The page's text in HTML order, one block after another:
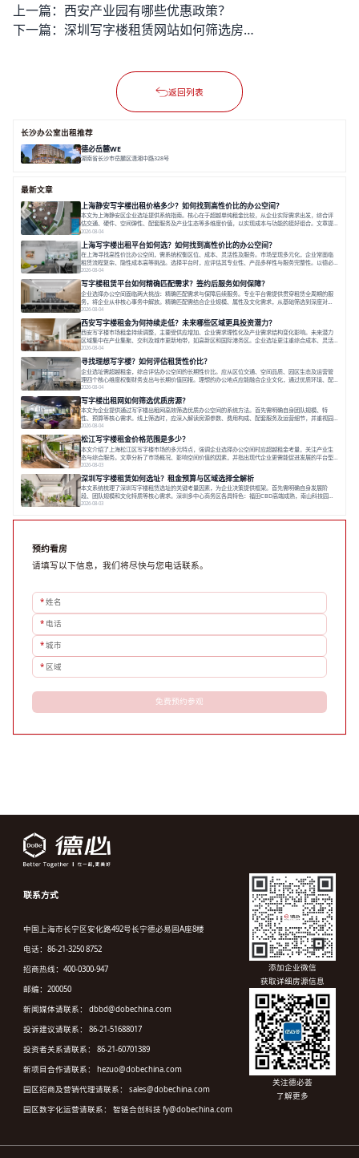
上一篇： 西安产业园有哪些优惠政策？
下一篇：
深圳写字楼租赁网站如何筛选房源？
返回列表
长沙办公室出租推荐
德必岳麓WE
湖南省长沙市岳麓区潇湘中路328号
最新文章
上海静安写字楼出租价格多少？如何找到高性价比的办公空间？
本文为上海静安区企业选址提供系统指南。核心在于超越单纯租金比较，从企业实际需求出发，综合评
估交通、硬件、空间弹性、配套服务及产业生态等多维度价值，以实现成本与功能的挺好组合。文章提
出打破固定工位思维，采用精装灵活空间与共享配套以提升性价比，并通过不同规模企业的实际案例加
以说明。之后指出，专业运营服务商提供的稳定环境、社群活动与产业集聚等增值服务，是很大化空间
价值、助力企业成长的关键。对于许多在
2026-08-04
上海写字楼出租平台如何选？如何找到高性价比的办公空间？
在上海寻找高性价比办公空间，需系统权衡区位、成本、灵活性及服务。市场呈现多元化，企业常面临
租赁流程复杂、隐性成本高等挑战。选择平台时，应评估其专业性、产品多样性与服务完整性。以德必
为例，其提供从空间到生态的解决方案，通过特色园区、灵活产品和丰富配套，满足不同企业需求。企
业应明确自身需求，实地考察，选择能支持长期发展、提升竞争力的办公空间。在上海寻找合适的办公
空间，对于企业行政负责人、中小企业主
2026-08-04
写字楼租赁平台如何精确匹配需求？签约后服务如何保障？
企业选择办公空间面临两大挑战：精确匹配需求与保障后续服务。专业平台需提供贯穿租赁全周期的服
务，将企业从非核心事务中解放。精确匹配需结合企业规模、属性及文化需求，从基础筛选到深度对
接；签约后则需构建覆盖硬件运维、共享配套及专业物业的全周期保障体系。德必集团通过标准化服务
与个性化运营结合，以全国布局和产业生态圈为企业提供稳定支持，体现了从信息撮合到深度服务的能
力转变。在为企业寻找办公空间的过程中，
2026-08-04
西安写字楼租金为何持续走低？未来哪些区域更具投资潜力？
西安写字楼市场租金持续调整，主要受供应增加、企业需求理性化及产业需求结构变化影响。未来潜力
区域集中在产业集聚、交利及城市更新地带，如高新区和国际港务区。企业选址更注重综合成本、灵活
性与员工体验，倾向于提供全包式服务的办公空间。专业运营方通过空间优化与社群服务，助力企业成
长，推动市场向多元化、高性价比方向发展。近年来，西安写字楼市场呈现出租金持续调整的态势，这
一现象引发了的广泛关注。作为西部重要
2026-08-04
寻找理想写字楼？如何评估租赁性价比？
企业选址需超越租金，综合评估办公空间的长期性价比。应从区位交通、空间品质、园区生态及运营管
理四个核心维度权衡财务支出与长期价值回报。理想的办公地点应能融合企业文化，通过优质环境、配
套服务及社群资源赋能业务增长，实现成本与价值的平衡。对于许多正在成长或寻求稳定发展的企业而
言，寻找一处合适的办公空间是一项至关重要的决策。这不仅关系到团队的日常工作效率与协作氛围，
更直接影响着企业的品牌形象、运营成本
2026-08-04
写字楼出租网如何筛选优质房源？
本文为企业提供通过写字楼出租网高效筛选优质办公空间的系统方法。首先需明确自身团队规模、特
性、预算等核心需求。线上筛选时，应深入解读房源参数、费用构成、配套服务及运营细节，并重视园
区产业生态与交通区位价值。同时，需考察运营方的品牌背景与持续服务能力。完成线上初选后，必须
进行线下实地验证，核对空间实景、测试设施、感受园区氛围并确认合同条款，从而做出精确决策。在
数字化时代，写字楼出租网已成为企业寻找
2026-08-04
松江写字楼租金价格范围是多少？
本文介绍了上海松江区写字楼市场的多元特点，强调企业选择办公空间时应超越租金考量，关注产业生
态与综合服务。文章分析了市场概况、影响空间价值的因素，并指出现代企业更需能促进发展的平台型
空间。之后，以德必集团为例，说明运营方如何通过构建服务生态助力企业成长，建议企业系统评估需
求与长期价值，选择匹配的发展载体。对于许多寻求在上海松江区设立或扩展办公空间的企业而言，了
解该区域的写字楼市场概况是决策的首先
2026-08-03
深圳写字楼租赁如何选址？租金预算与区域选择全解析
本文系统梳理了深圳写字楼租赁选址的关键考量因素，为企业决策提供框架。首先需明确自身发展阶
段、团队规模和文化特质等核心需求。深圳多中心商务区各具特色：福田CBD高端成熟，南山科技园创
新活力强，前海具政策优势。除传统写字楼外，创意产业园注重生态与社群，适合文创、科技类企业。
款。选址是综合性战略决策，旨在让办公
2026-08-03
预约看房
请填写以下信息，我们将尽快与您电话联系。
*姓名
* 电话
*城市
* 区域
免费预约参观
联系方式
中国上海市长宁区安化路492号长宁德必易园A座8楼
电话：86-21-3250 8752
招商热线：400-0300-947
邮编：200050
新闻媒体请联系： dbbd@dobechina.com
投诉建议请联系： 86-21-51688017
投资者关系请联系： 86-21-60701389
新项目合作请联系： hezuo@dobechina.com
园区招商及营销代理请联系： sales@dobechina.com
园区数字化运营请联系： 智链合创科技 fy@dobechina.com
添加企业微信
获取详细房源信息
关注德必荟
了解更多